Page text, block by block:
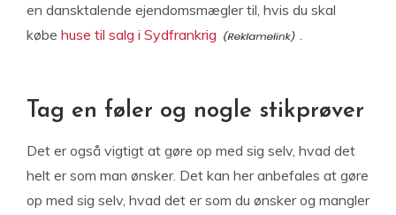
en dansktalende ejendomsmægler til, hvis du skal
købe huse til salg i Sydfrankrig .
Tag en føler og nogle stikprøver
Det er også vigtigt at gøre op med sig selv, hvad det
helt er som man ønsker. Det kan her anbefales at gøre
op med sig selv, hvad det er som du ønsker og mangler